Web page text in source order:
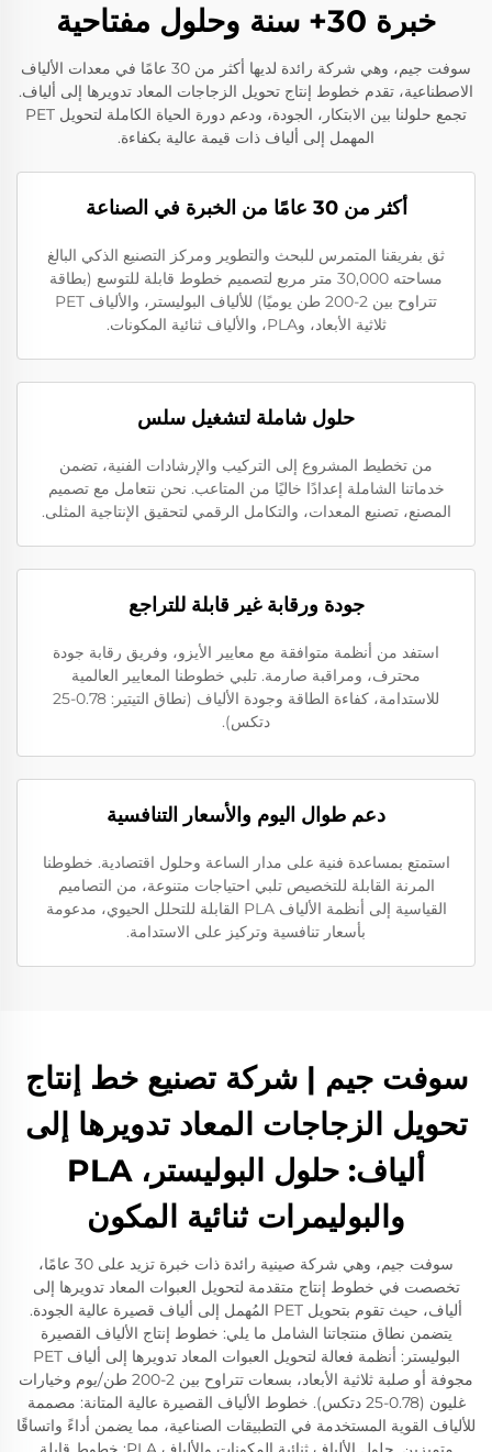
خبرة 30+ سنة وحلول مفتاحية
سوفت جيم، وهي شركة رائدة لديها أكثر من 30 عامًا في معدات الألياف
الاصطناعية، تقدم خطوط إنتاج تحويل الزجاجات المعاد تدويرها إلى ألياف.
تجمع حلولنا بين الابتكار، الجودة، ودعم دورة الحياة الكاملة لتحويل PET
المهمل إلى ألياف ذات قيمة عالية بكفاءة.
أكثر من 30 عامًا من الخبرة في الصناعة
ثق بفريقنا المتمرس للبحث والتطوير ومركز التصنيع الذكي البالغ
مساحته 30,000 متر مربع لتصميم خطوط قابلة للتوسع (بطاقة
تتراوح بين 2-200 طن يوميًا) للألياف البوليستر، والألياف PET
ثلاثية الأبعاد، وPLA، والألياف ثنائية المكونات.
حلول شاملة لتشغيل سلس
من تخطيط المشروع إلى التركيب والإرشادات الفنية، تضمن
خدماتنا الشاملة إعدادًا خاليًا من المتاعب. نحن نتعامل مع تصميم
المصنع، تصنيع المعدات، والتكامل الرقمي لتحقيق الإنتاجية المثلى.
جودة ورقابة غير قابلة للتراجع
استفد من أنظمة متوافقة مع معايير الأيزو، وفريق رقابة جودة
محترف، ومراقبة صارمة. تلبي خطوطنا المعايير العالمية
للاستدامة، كفاءة الطاقة وجودة الألياف (نطاق التيتير: 0.78-25
دتكس).
دعم طوال اليوم والأسعار التنافسية
استمتع بمساعدة فنية على مدار الساعة وحلول اقتصادية. خطوطنا
المرنة القابلة للتخصيص تلبي احتياجات متنوعة، من التصاميم
القياسية إلى أنظمة الألياف PLA القابلة للتحلل الحيوي، مدعومة
بأسعار تنافسية وتركيز على الاستدامة.
سوفت جيم | شركة تصنيع خط إنتاج
تحويل الزجاجات المعاد تدويرها إلى
ألياف: حلول البوليستر، PLA
والبوليمرات ثنائية المكون
سوفت جيم، وهي شركة صينية رائدة ذات خبرة تزيد على 30 عامًا،
تخصصت في خطوط إنتاج متقدمة لتحويل العبوات المعاد تدويرها إلى
ألياف، حيث تقوم بتحويل PET المُهمل إلى ألياف قصيرة عالية الجودة.
يتضمن نطاق منتجاتنا الشامل ما يلي: خطوط إنتاج الألياف القصيرة
البوليستر: أنظمة فعالة لتحويل العبوات المعاد تدويرها إلى ألياف PET
مجوفة أو صلبة ثلاثية الأبعاد، بسعات تتراوح بين 2-200 طن/يوم وخيارات
غليون (0.78-25 دتكس). خطوط الألياف القصيرة عالية المتانة: مصممة
للألياف القوية المستخدمة في التطبيقات الصناعية، مما يضمن أداءً واتساقًا